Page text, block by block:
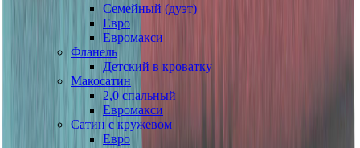
Семейный (дуэт)
Евро
Евромакси
Фланель
Детский в кроватку
Макосатин
2,0 спальный
Евромакси
Сатин с кружевом
Евро